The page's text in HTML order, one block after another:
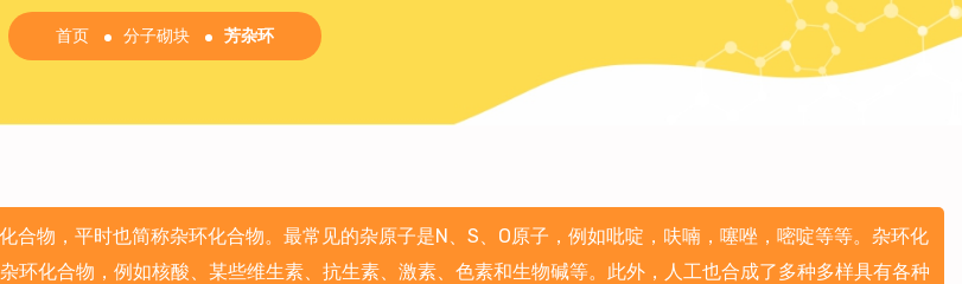
首页 分子砌块 芳杂环
物，平时也简称杂环化合物。最常见的杂原子是N、S、O原子，例如吡啶，呋喃，噻唑，嘧啶等等。杂环化
化合物，例如核酸、某些维生素、抗生素、激素、色素和生物碱等。此外，人工也合成了多种多样具有各种